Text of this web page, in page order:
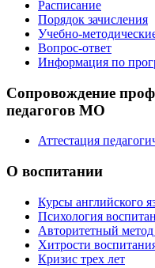
Расписание
Порядок зачисления
Учебно-
Вопрос-ответ
Информация по
Сопровождение
педагогов МО
Аттестация
О воспитании
Курсы английского
Психология
Авторитетный
Хитрости
Кризис трех лет